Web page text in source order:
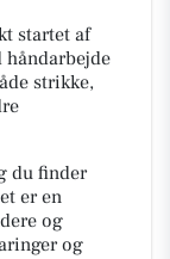
startet af
strikke,
du finder
er en
og
og